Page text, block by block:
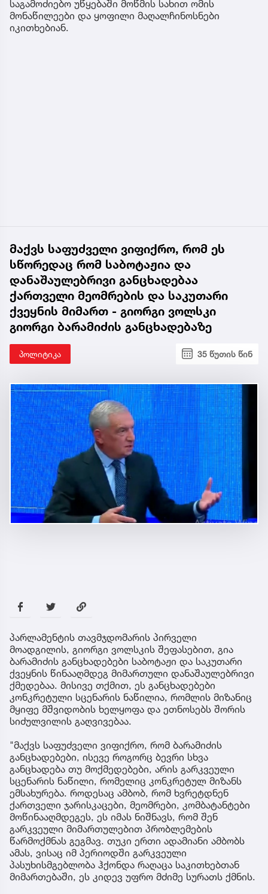
საგამოძიებო უწყებაში მოწმის სახით ომის
მონაწილეები და ყოფილი მაღალჩინოსნები
იკითხებიან.
მაქვს საფუძველი ვიფიქრო, რომ ეს
სწორედაც რომ საბოტაჟია და
დანაშაულებრივი განცხადებაა
ქართველი მეომრების და საკუთარი
ქვეყნის მიმართ - გიორგი ვოლსკი
გიორგი ბარამიძის განცხადებაზე
პოლიტიკა 35 წუთის წინ
პარლამენტის თავმჯდომარის პირველი
მოადგილის, გიორგი ვოლსკის შეფასებით, გია
ბარამიძის განცხადებები საბოტაჟი და საკუთარი
ქვეყნის წინააღმდეგ მიმართული დანაშაულებრივი
ქმედებაა. მისივე თქმით, ეს განცხადებები
კონკრეტული სცენარის ნაწილია, რომლის მიზანიც
მყიფე მშვიდობის ხელყოფა და ეთნოსებს შორის
სიძულვილის გაღვივებაა.
"მაქვს საფუძველი ვიფიქრო, რომ ბარამიძის
განცხადებები, ისევე როგორც ბევრი სხვა
განცხადება თუ მოქმედებები, არის გარკვეული
სცენარის ნაწილი, რომელიც კონკრეტულ მიზანს
ემსახურება. როდესაც ამბობ, რომ ხვრეტდნენ
ქართველი ჯარისკაცები, მეომრები, კომბატანტები
მოწინააღმდეგეს, ეს იმას ნიშნავს, რომ შენ
გარკვეული მიმართულებით პრობლემების
წარმოქმნას გეგმავ. თუკი ერთი ადამიანი ამბობს
ამას, ვისაც იმ პერიოდში გარკვეული
პასუხისმგებლობა ჰქონდა რაღაცა საკითხებთან
მიმართებაში, ეს კიდევ უფრო მძიმე სურათს ქმნის.